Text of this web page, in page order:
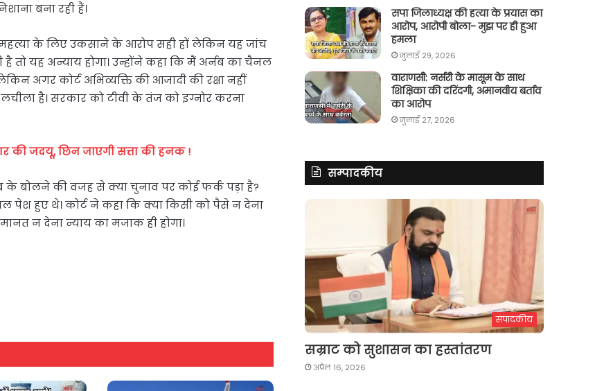
बना रही हैं।
के लिए उकसाने के आरोप सही हों लेकिन यह जांच
तो यह अन्याय होगा। उन्होंने कहा कि मैं अर्नब का चैनल
अगर कोर्ट अभिव्यक्ति की आजादी की रक्षा नहीं
लचीला है। सरकार को टीवी के तंज को इग्नोर करना
की जदयू, छिन जाएगी सत्ता की हनक !
के बोलने की वजह से क्या चुनाव पर कोई फर्क पड़ा है?
पेश हुए थे। कोर्ट ने कहा कि क्या किसी को पैसे न देना
न देना न्याय का मजाक ही होगा।
सपा जिलाध्यक्ष की हत्या के प्रयास का
आरोप, आरोपी बोला- मुझ पर ही हुआ
हमला
जुलाई 29, 2026
वाराणसी: नर्सरी के मासूम के साथ
शिक्षिका की दरिंदगी, अमानवीय बर्ताव
का आरोप
जुलाई 27, 2026
सम्पादकीय
संपादकीय
सम्राट को सुशासन का हस्तांतरण
अप्रैल 16, 2026